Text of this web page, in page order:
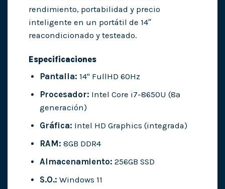
rendimiento, portabilidad y precio
inteligente en un portátil de 14″
reacondicionado y testeado.
Especificaciones
Pantalla: 14" FullHD 60Hz
Procesador: Intel Core i7-8650U (8ª
generación)
Gráfica: Intel HD Graphics (integrada)
RAM: 8GB DDR4
Almacenamiento: 256GB SSD
S.O.: Windows 11